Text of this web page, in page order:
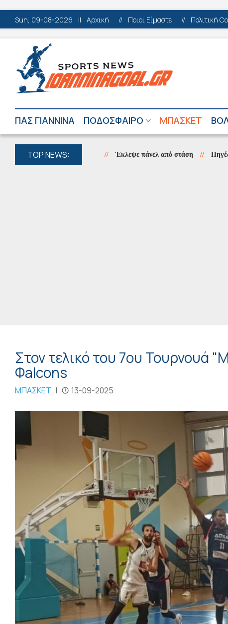
Sun, 09-08-2026 || Αρχική // Ποιοι Είμαστε // Πολιτική
ΠΑΣ ΓΙΑΝΝΙΝΑ ΠΟΔΟΣΦΑΙΡΟ ΜΠΑΣΚΕΤ
TOP NEWS: Έκλεψε πάνελ από στάση // Πηγές Αώου:
Στον τελικό του 7ου Τουρνουά
Φalcons
ΜΠΑΣΚΕΤ | 13-09-2025